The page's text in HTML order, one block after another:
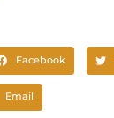
Facebook
Email